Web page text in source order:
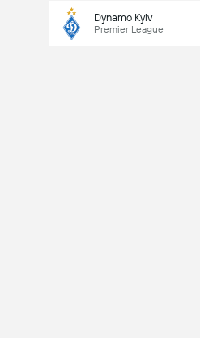
Dynamo Kyiv
Premier League